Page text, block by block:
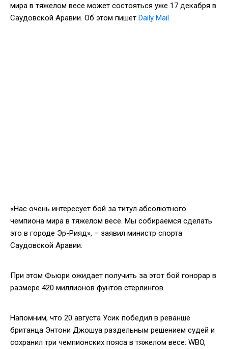
мира в тяжелом весе может состояться уже 17 декабря в
Саудовской Аравии. Об этом пишет Daily Mail.
«Нас очень интересует бой за титул абсолютного
чемпиона мира в тяжелом весе. Мы собираемся сделать
это в городе Эр-Рияд», – заявил министр спорта
Саудовской Аравии.
При этом Фьюри ожидает получить за этот бой гонорар в
размере 420 миллионов фунтов стерлингов.
Напомним, что 20 августа Усик победил в реванше
британца Энтони Джошуа раздельным решением судей и
сохранил три чемпионских пояса в тяжелом весе: WBO,